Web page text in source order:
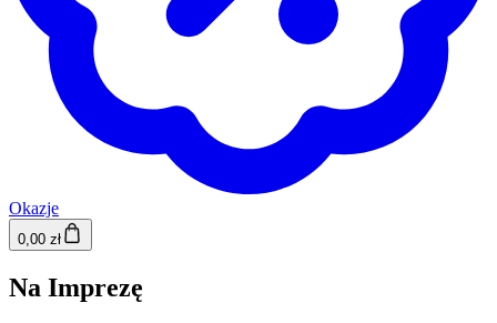
Okazje
0,00 zł
Na Imprezę